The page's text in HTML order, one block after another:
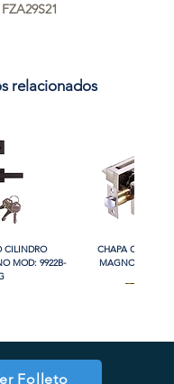
FZA29S21
relacionados
CILINDRO
MOD: 9922B-
CHAPA CON
MAGNO MOD:
Folleto